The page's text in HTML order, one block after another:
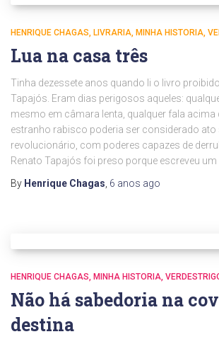
HENRIQUE CHAGAS LIVRARIA MINHA HISTORIA
Lua na casa três
Tinha dezessete anos quando li o livro
Tapajós. Eram dias perigosos aqueles:
mesmo em câmara lenta, qualquer fala acima
estranho rabisco poderia ser considerado ato
revolucionário, com poderes capazes de
Renato Tapajós foi preso porque escreveu um
By Henrique Chagas 6 anos ago
HENRIQUE CHAGAS MINHA HISTORIA
Não há sabedoria na
destina